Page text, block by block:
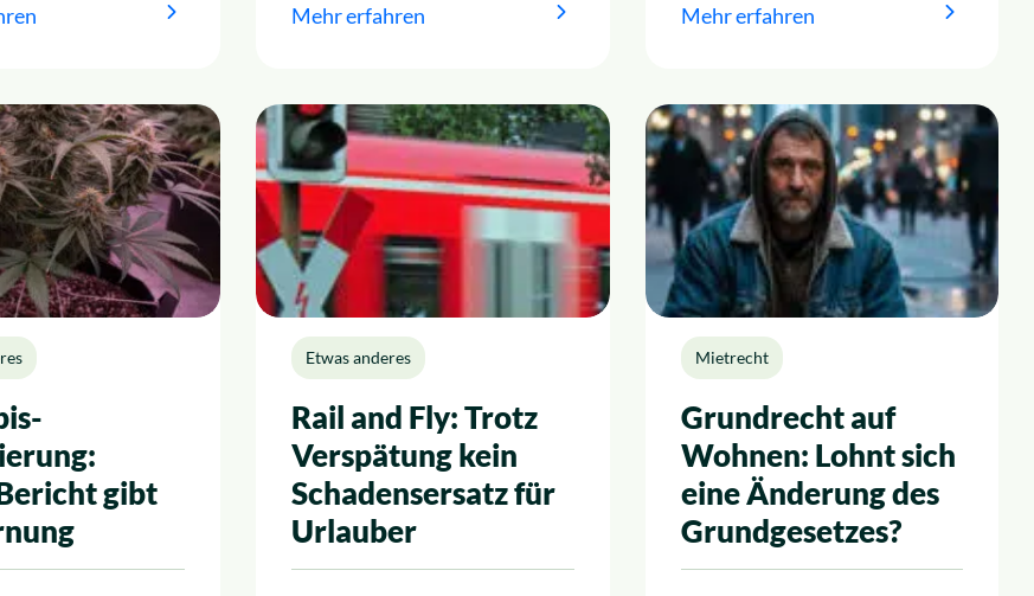
Mehr erfahren Mehr erfahren
gibt
Etwas anderes
Rail and Fly: Trotz
Verspätung kein
Schadensersatz für
Urlauber
Mietrecht
Grundrecht auf
Wohnen: Lohnt sich
eine Änderung des
Grundgesetzes?